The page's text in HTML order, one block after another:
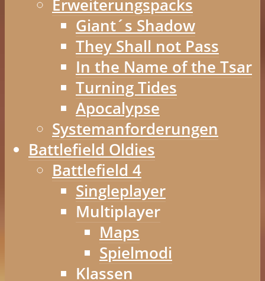
Erweiterungspacks
Giant´s Shadow
They Shall not Pass
In the Name of the Tsar
Turning Tides
Apocalypse
Systemanforderungen
Battlefield Oldies
Battlefield 4
Singleplayer
Multiplayer
Maps
Spielmodi
Klassen